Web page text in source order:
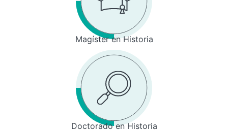
Magíster en Historia
Doctorado en Historia